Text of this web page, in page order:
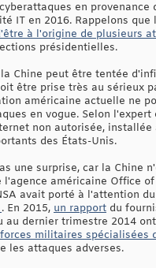
en provenance
IT en 2016. Rappelons
à l'origine de plusieurs
présidentielles.
Chine peut être tentée
être prise très au sérieux
américaine actuelle ne
en vogue. Selon
non autorisée,
des États-Unis.
une surprise, car la Chine
américaine Office
avait porté à l'attention
. En 2015, un rapport du
dernier trimestre 2014
militaires spécialisées
les attaques adverses.